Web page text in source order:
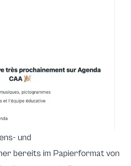
und
bereits im Papierformat von